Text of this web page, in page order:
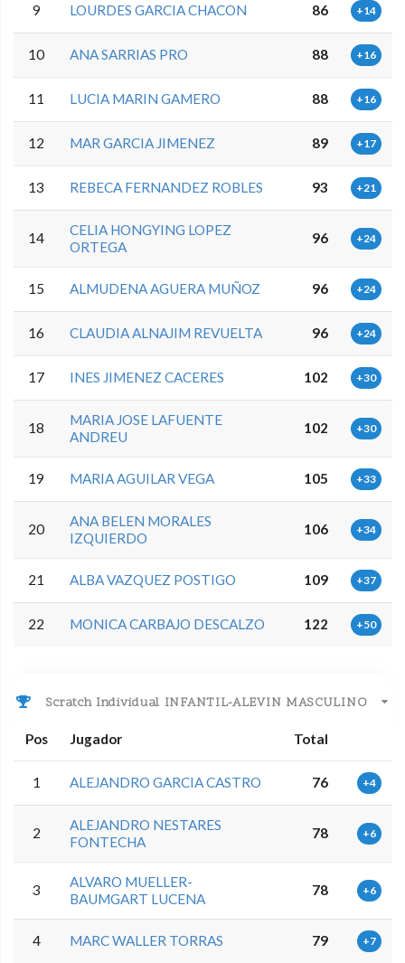
9 LOURDES GARCIA CHACON 86 +14
10 ANA SARRIAS PRO 88 +16
11 LUCIA MARIN GAMERO 88 +16
12 MAR GARCIA JIMENEZ 89 +17
13 REBECA FERNANDEZ ROBLES 93 +21
14
CELIA HONGYING LOPEZ
ORTEGA
96 +24
15 ALMUDENA AGUERA MUÑOZ 96 +24
16 CLAUDIA ALNAJIM REVUELTA 96 +24
17 INES JIMENEZ CACERES 102 +30
18
MARIA JOSE LAFUENTE
ANDREU
102 +30
19 MARIA AGUILAR VEGA 105 +33
20
ANA BELEN MORALES
IZQUIERDO
106 +34
21 ALBA VAZQUEZ POSTIGO 109 +37
22 MONICA CARBAJO DESCALZO 122 +50
Scratch Individual INFANTIL-ALEVIN MASCULINO
Pos Jugador Total
1 ALEJANDRO GARCIA CASTRO 76 +4
2
ALEJANDRO NESTARES
FONTECHA
78 +6
3
ALVARO MUELLER-
BAUMGART LUCENA
78 +6
4 MARC WALLER TORRAS 79 +7